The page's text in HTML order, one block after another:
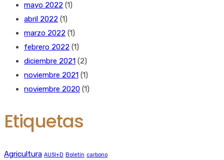
mayo 2022 (1)
abril 2022 (1)
marzo 2022 (1)
febrero 2022 (1)
diciembre 2021 (2)
noviembre 2021 (1)
noviembre 2020 (1)
Etiquetas
Agricultura AUSI+D Boletín carbono